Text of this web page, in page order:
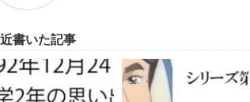
書いた記事